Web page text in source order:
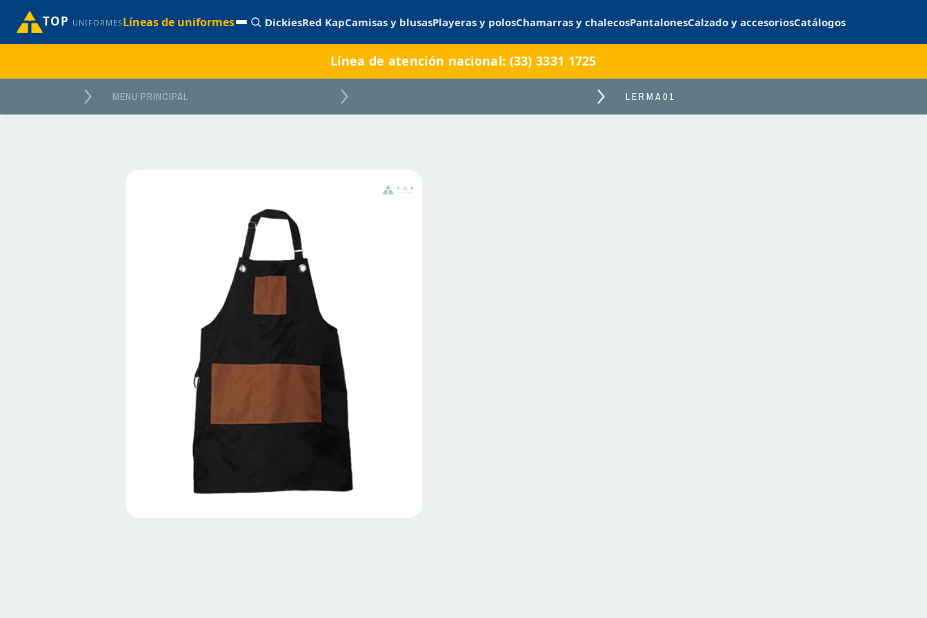
TOP UNIFORMESLíneas de uniformes DickiesRed KapCamisas y blusasPlayeras y polosChamarras y chalecosPantalonesCalzado y accesoriosCatálogos
Línea de atención nacional: (33) 3331 1725
MENU PRINCIPAL LERMA01